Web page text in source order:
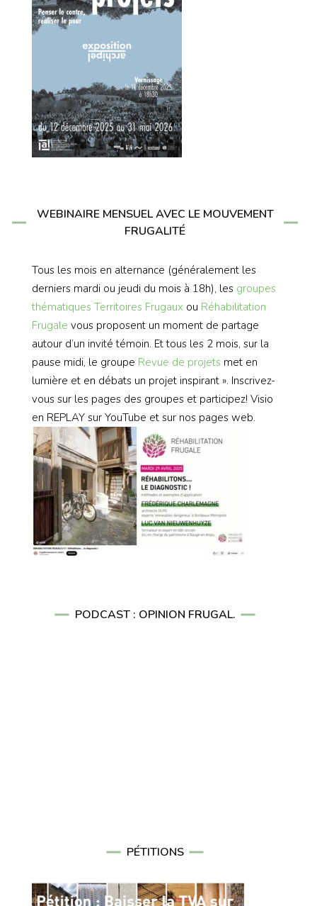
WEBINAIRE MENSUEL AVEC LE MOUVEMENT
FRUGALITÉ
Tous les mois en alternance (généralement les
derniers mardi ou jeudi du mois à 18h), les groupes
thématiques Territoires Frugaux ou Réhabilitation
Frugale vous proposent un moment de partage
autour d’un invité témoin. Et tous les 2 mois, sur la
pause midi, le groupe Revue de projets met en
lumière et en débats un projet inspirant ». Inscrivez-
vous sur les pages des groupes et participez! Visio
en REPLAY sur YouTube et sur nos pages web.
PODCAST : OPINION FRUGAL.
PÉTITIONS